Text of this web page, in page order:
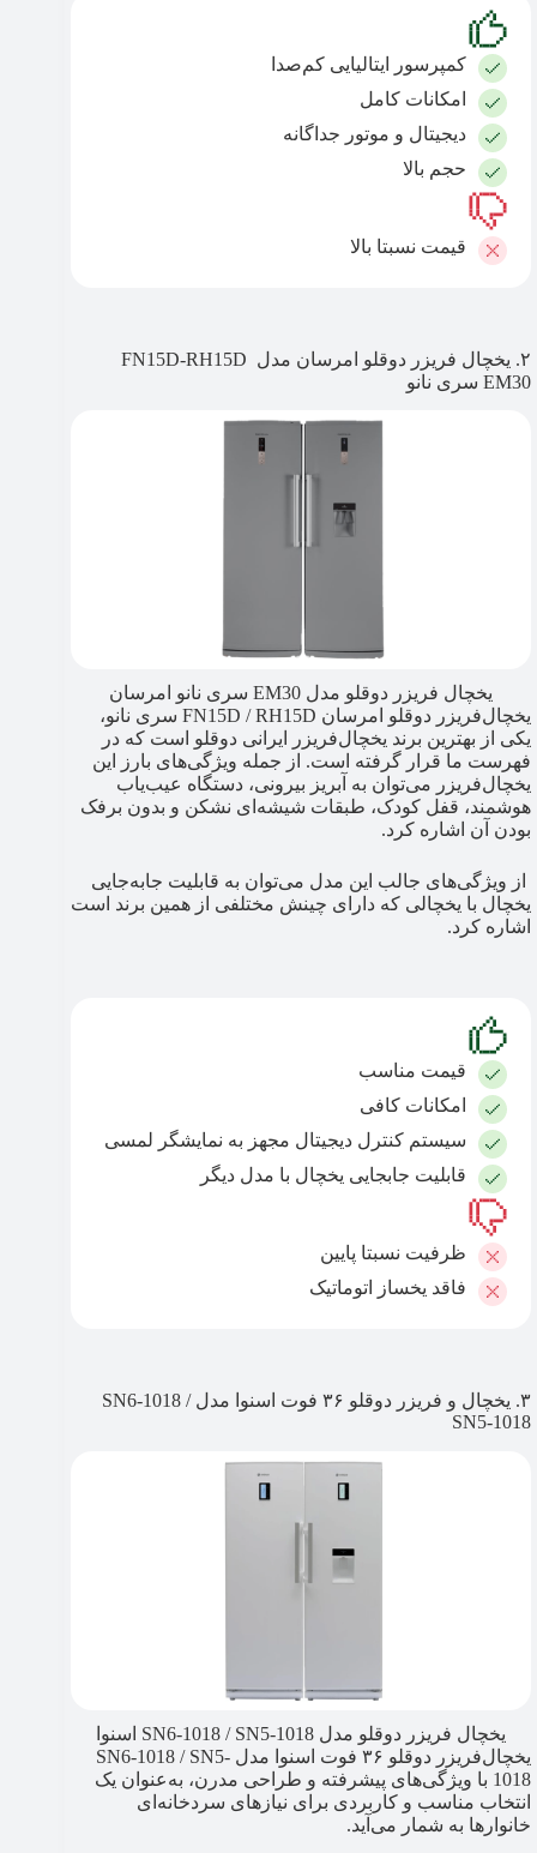
کمپرسور ایتالیایی کم‌صدا
امکانات کامل
دیجیتال و موتور جداگانه
حجم بالا
قیمت نسبتا بالا
۲. یخچال فریزر دوقلو امرسان مدل FN15D-RH15D
EM30 سری نانو
یخچال فریزر دوقلو مدل EM30 سری نانو امرسان
یخچال‌فریزر دوقلو امرسان FN15D / RH15D سری نانو،
یکی از بهترین برند یخچال‌فریزر ایرانی دوقلو است که در
فهرست ما قرار گرفته است. از جمله ویژگی‌های بارز این
یخچال‌فریزر می‌توان به آبریز بیرونی، دستگاه عیب‌یاب
هوشمند، قفل کودک، طبقات شیشه‌ای نشکن و بدون برفک
بودن آن اشاره کرد.
از ویژگی‌های جالب این مدل می‌توان به قابلیت جابه‌جایی
یخچال با یخچالی که دارای چینش مختلفی از همین برند است
اشاره کرد.
قیمت مناسب
امکانات کافی
سیستم کنترل دیجیتال مجهز به نمایشگر لمسی
قابلیت جابجایی یخچال با مدل دیگر
ظرفیت نسبتا پایین
فاقد یخساز اتوماتیک
۳. یخچال و فریزر دوقلو ۳۶ فوت اسنوا مدل SN6-1018 /
SN5-1018
یخچال فریزر دوقلو مدل SN6-1018 / SN5-1018 اسنوا
یخچال‌فریزر دوقلو ۳۶ فوت اسنوا مدل SN6-1018 / SN5-
1018 با ویژگی‌های پیشرفته و طراحی مدرن، به‌عنوان یک
انتخاب مناسب و کاربردی برای نیازهای سردخانه‌ای
خانوارها به شمار می‌آید.